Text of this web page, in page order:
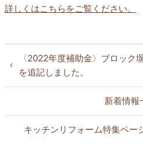
詳しくはこちらをご覧ください。
〈2022年度補助金〉ブロック
を追記しました。
新着情報
キッチンリフォーム特集ペー